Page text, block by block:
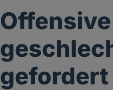
gefordert